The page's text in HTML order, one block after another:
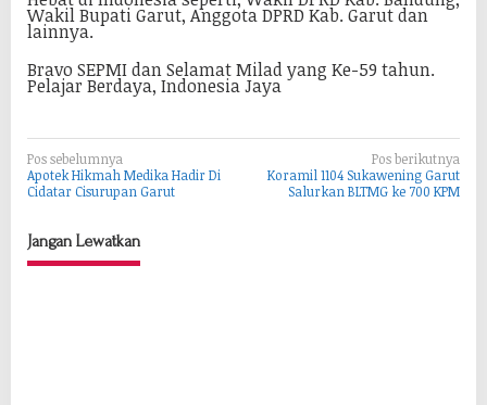
Wakil Bupati Garut, Anggota DPRD Kab. Garut dan
lainnya.
Bravo SEPMI dan Selamat Milad yang Ke-59 tahun.
Pelajar Berdaya, Indonesia Jaya
N
a
i
Pos sebelumnya
Apotek Hikmah Medika Hadir Di
Cidatar Cisurupan Garut
Pos berikutnya
Koramil 1104 Sukawening Garut
Salurkan BLTMG ke 700 KPM
Jangan Lewatkan